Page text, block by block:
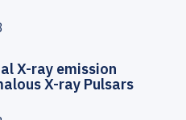
X-ray emission
X-ray Pulsars